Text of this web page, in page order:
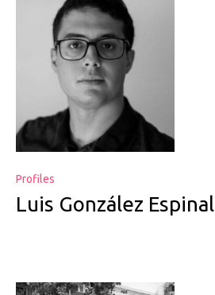
Profiles
Luis González Espinal